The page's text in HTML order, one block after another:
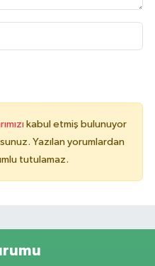
kabul etmiş bulunuyor
Yazılan yorumlardan
tutulamaz.